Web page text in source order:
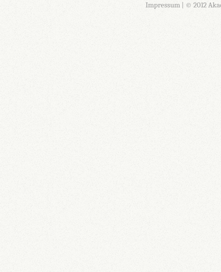
Impressum| © 2012